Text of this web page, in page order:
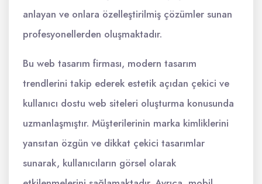
anlayan ve onlara özelleştirilmiş çözümler sunan
profesyonellerden oluşmaktadır.
Bu web tasarım firması, modern tasarım
trendlerini takip ederek estetik açıdan çekici ve
kullanıcı dostu web siteleri oluşturma konusunda
uzmanlaşmıştır. Müşterilerinin marka kimliklerini
yansıtan özgün ve dikkat çekici tasarımlar
sunarak, kullanıcıların görsel olarak